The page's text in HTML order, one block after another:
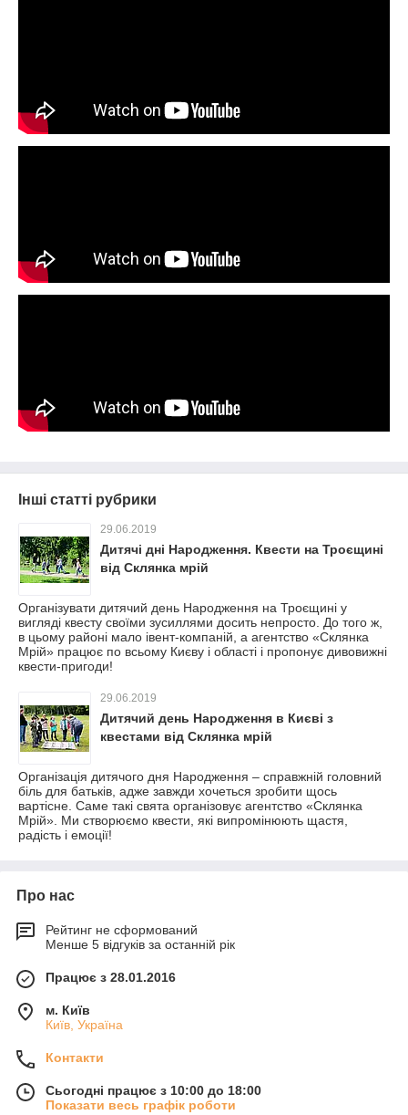
Інші статті рубрики
29.06.2019
Дитячі дні Народження. Квести на Троєщині
від Склянка мрій
Організувати дитячий день Народження на Троєщині у
вигляді квесту своїми зусиллями досить непросто. До того ж,
в цьому районі мало івент-компаній, а агентство «Склянка
Мрій» працює по всьому Києву і області і пропонує дивовижні
квести-пригоди!
29.06.2019
Дитячий день Народження в Києві з
квестами від Склянка мрій
Організація дитячого дня Народження – справжній головний
біль для батьків, адже завжди хочеться зробити щось
вартісне. Саме такі свята організовує агентство «Склянка
Мрій». Ми створюємо квести, які випромінюють щастя,
радість і емоції!
Про нас
Рейтинг не сформований
Менше 5 відгуків за останній рік
Працює з 28.01.2016
м. Київ
Київ, Україна
Контакти
Сьогодні працює з 10:00 до 18:00
Показати весь графік роботи